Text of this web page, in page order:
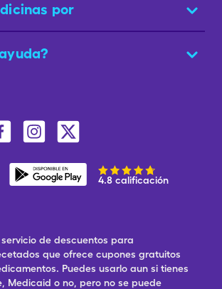
por
4.8 calificación
de descuentos para
que ofrece cupones gratuitos
Puedes usarlo aun si tienes
Medicaid o no, pero no se puede